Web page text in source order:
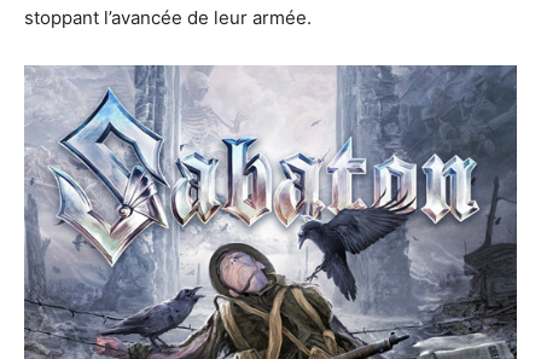
stoppant l’avancée de leur armée.